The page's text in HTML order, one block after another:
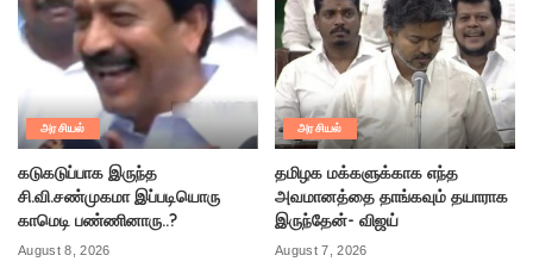
அரசியல்
கடுகடுப்பாக இருந்த
சி.வி.சண்முகமா இப்படியொரு
காமெடி பண்ணினாரு..?
August 8, 2026
அரசியல்
தமிழக மக்களுக்காக எந்த
அவமானத்தை தாங்கவும் தயாராக
இருந்தேன்- விஜய்
August 7, 2026